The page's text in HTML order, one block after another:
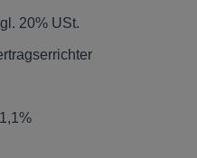
20% USt.
1,1%